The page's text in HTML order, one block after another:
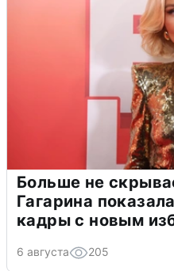
Больше не
Гагарина
кадры с новым
6 августа 205